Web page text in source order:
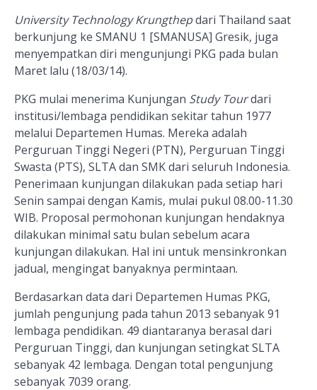
University Technology Krungthepdari Thailand saat
berkunjung ke SMANU 1 [SMANUSA] Gresik, juga
menyempatkan diri mengunjungi PKG pada bulan
Maret lalu (18/03/14).
PKG mulai menerima Kunjungan Study Tourdari
institusi/lembaga pendidikan sekitar tahun 1977
melalui Departemen Humas. Mereka adalah
Perguruan Tinggi Negeri (PTN), Perguruan Tinggi
Swasta (PTS), SLTA dan SMK dari seluruh Indonesia.
Penerimaan kunjungan dilakukan pada setiap hari
Senin sampai dengan Kamis, mulai pukul 08.00-11.30
WIB. Proposal permohonan kunjungan hendaknya
dilakukan minimal satu bulan sebelum acara
kunjungan dilakukan. Hal ini untuk mensinkronkan
jadual, mengingat banyaknya permintaan.
Berdasarkan data dari Departemen Humas PKG,
jumlah pengunjung pada tahun 2013 sebanyak 91
lembaga pendidikan. 49 diantaranya berasal dari
Perguruan Tinggi, dan kunjungan setingkat SLTA
sebanyak 42 lembaga. Dengan total pengunjung
sebanyak 7039 orang.